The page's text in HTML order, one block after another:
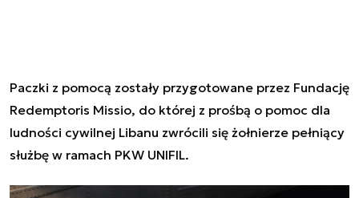
Paczki z pomocą zostały przygotowane przez Fundację
Redemptoris Missio, do której z prośbą o pomoc dla
ludności cywilnej Libanu zwrócili się żołnierze pełniący
służbę w ramach PKW UNIFIL.